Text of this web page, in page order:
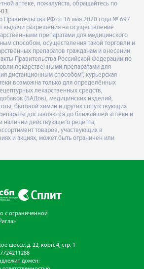
аптеке, пожалуйста, обращайтесь по
Правительства РФ от 16 мая 2020 года № 697
выдачи разрешения на осуществление
препаратами для медицинского
способом, осуществления такой торговли и
препаратов гражданам и внесении
Правительства Российской Федерации по
лекарственными препаратами для
дистанционным способом", курьерская
возможна только для определённых
лекарственных средств,
(БАДов), медицинских изделий,
бытовой химии и других сопутствующих
доставляются до ближайшей аптеки и
наличии действующего рецепта,
товаров, участвующих в
и акциях, может быть ограничен или
с ограниченной
шоссе, д. 22, корп. 4, стр. 1
домен: